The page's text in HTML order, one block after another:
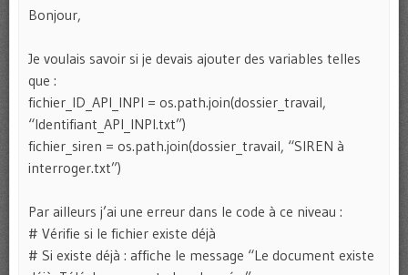
Bonjour,
Je voulais savoir si je devais ajouter des variables telles
que :
fichier_ID_API_INPI = os.path.join(dossier_travail,
“Identifiant_API_INPI.txt”)
fichier_siren = os.path.join(dossier_travail, “SIREN à
interroger.txt”)
Par ailleurs j’ai une erreur dans le code à ce niveau :
# Vérifie si le fichier existe déjà
# Si existe déjà : affiche le message “Le document existe